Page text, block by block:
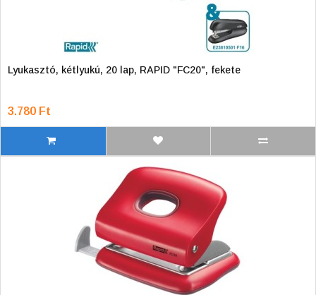
Lyukasztó, kétlyukú, 20 lap, RAPID "FC20", fekete
3.780 Ft